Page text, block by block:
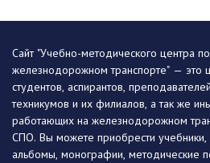
Сайт "Учебно-методического центра
железнодорожном транспорте" — это
студентов, аспирантов,
техникумов и их филиалов, а так же
работающих на железнодорожном
СПО. Вы можете приобрести
альбомы, монографии, методические